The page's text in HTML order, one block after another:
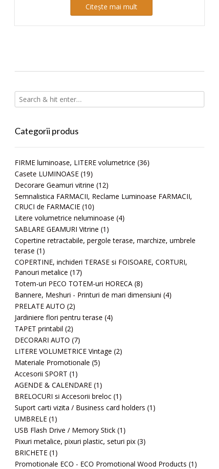
Citește mai mult
Categorii produs
FIRME luminoase, LITERE volumetrice (36)
Casete LUMINOASE (19)
Decorare Geamuri vitrine (12)
Semnalistica FARMACII, Reclame Luminoase FARMACII,
CRUCI de FARMACIE (10)
Litere volumetrice neluminoase (4)
SABLARE GEAMURI Vitrine (1)
Copertine retractabile, pergole terase, marchize, umbrele
terase (1)
COPERTINE, inchideri TERASE si FOISOARE, CORTURI,
Panouri metalice (17)
Totem-uri PECO TOTEM-uri HORECA (8)
Bannere, Meshuri - Printuri de mari dimensiuni (4)
PRELATE AUTO (2)
Jardiniere flori pentru terase (4)
TAPET printabil (2)
DECORARI AUTO (7)
LITERE VOLUMETRICE Vintage (2)
Materiale Promotionale (5)
Accesorii SPORT (1)
AGENDE & CALENDARE (1)
BRELOCURI si Accesorii breloc (1)
Suport carti vizita / Business card holders (1)
UMBRELE (1)
USB Flash Drive / Memory Stick (1)
Pixuri metalice, pixuri plastic, seturi pix (3)
BRICHETE (1)
Promotionale ECO - ECO Promotional Wood Products (1)